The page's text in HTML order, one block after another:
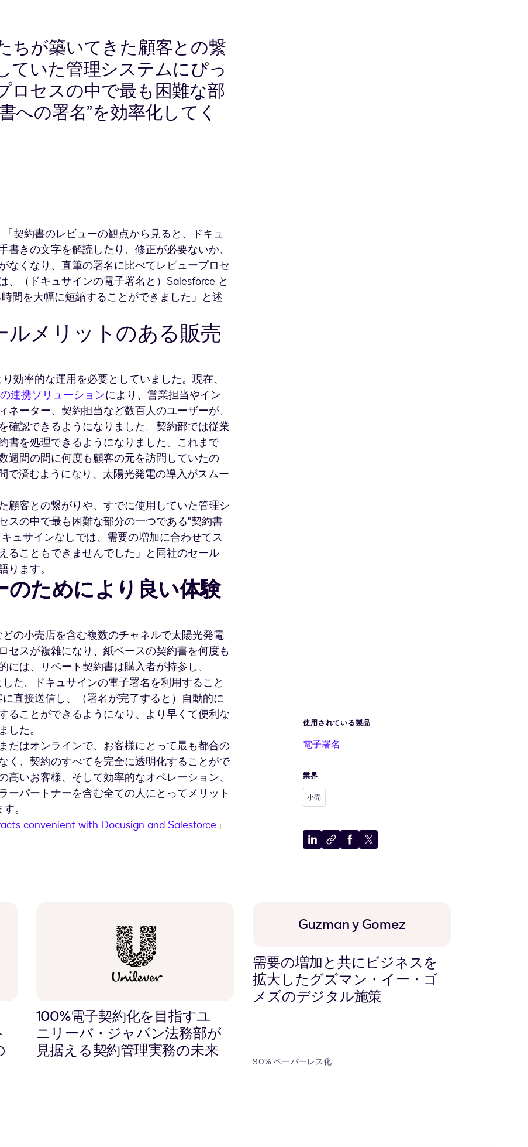
ちが築いてきた顧客との繋
ていた管理システムにぴっ
ロセスの中で最も困難な部
への署名”を効率化してく
契約書のレビューの観点から見ると、ドキュ
きの文字を解読したり、修正が必要ないか、
なくなり、直筆の署名に比べてレビュープロセ
、（ドキュサインの電子署名と）Salesforce と
間を大幅に短縮することができました」と述
ルメリットのある販売
効率的な運用を必要としていました。現在、
連携ソリューションにより、営業担当やイン
ーター、契約担当など数百人のユーザーが、
確認できるようになりました。契約部では従業
書を処理できるようになりました。これまで
週間の間に何度も顧客の元を訪問していたの
で済むようになり、太陽光発電の導入がスムー
顧客との繋がりや、すでに使用していた管理シ
スの中で最も困難な部分の一つである"契約書
ュサインなしでは、需要の増加に合わせてス
ることもできませんでした」と同社のセール
ます。
のためにより良い体験
の小売店を含む複数のチャネルで太陽光発電
セスが複雑になり、紙ベースの契約書を何度も
は、リベート契約書は購入者が持参し、
た。ドキュサインの電子署名を利用すること
直接送信し、（署名が完了すると）自動的に
ることができるようになり、より早くて便利な
た。
たはオンラインで、お客様にとって最も都合の
く、契約のすべてを完全に透明化することがで
いお客様、そして効率的なオペレーション、
ーパートナーを含む全ての人にとってメリット
。
convenient with Docusign and Salesforce」
使用されている製品
電子署名
業界
小売
LinkedIn
ク
ド
ピ
ー
Facebook
X
100%電子契約化を目指すユ
ニリーバ・ジャパン法務部が
見据える契約管理実務の未来
Guzman y Gomez
需要の増加と共にビジネスを
拡大したグズマン・イー・ゴ
メズのデジタル施策
90% ペーパーレス化